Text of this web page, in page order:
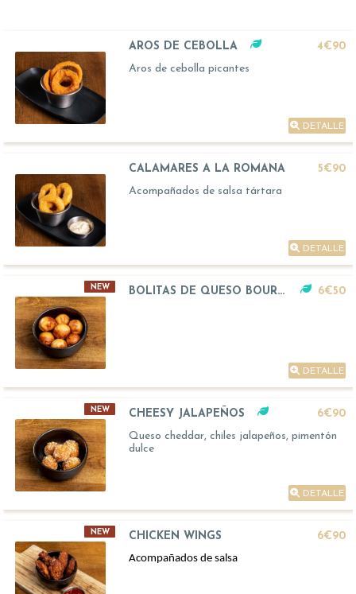
AROS DE CEBOLLA
4€90
Aros de cebolla picantes
DETALLE
CALAMARES A LA ROMANA
5€90
Acompañados de salsa tártara
DETALLE
NEW BOLITAS DE QUESO BOURSIN 6€50
DETALLE
NEW CHEESY JALAPEÑOS
6€90
Queso cheddar, chiles jalapeños, pimentón
dulce
DETALLE
NEW CHICKEN WINGS
6€90
Acompañados de salsa